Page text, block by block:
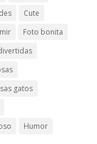
Cute
Foto bonita
gatos
Humor